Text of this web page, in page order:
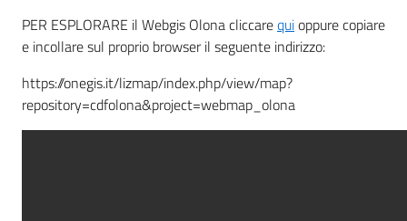
PER ESPLORARE il Webgis Olona cliccarequioppure copiare
e incollare sul proprio browser il seguente indirizzo:
https://onegis.it/lizmap/index.php/view/map?
repository=cdfolona&project=webmap_olona